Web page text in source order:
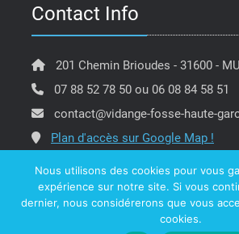
Contact Info
201 Chemin Brioudes - 31600 -
07 88 52 78 50 ou 06 08 84 58 51
contact@vidange-fosse-haute-
Plan d'accès sur Google Map !
Copyright @ ATR 42 Vidange Fosse
Nous utilisons des cookies pour vous
expérience sur notre site. Si vous
dernier, nous considérerons que vous
cookies.